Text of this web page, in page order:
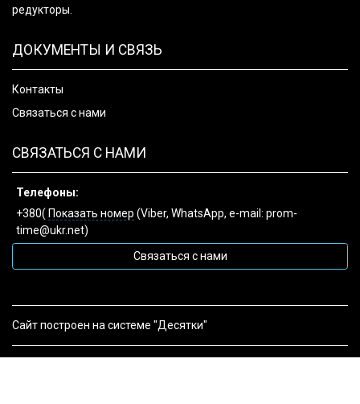
редукторы.
ДОКУМЕНТЫ И СВЯЗЬ
Контакты
Связаться с нами
СВЯЗАТЬСЯ С НАМИ
Телефоны:
+380( Показать номер (Viber, WhatsApp, e-mail: prom-
time@ukr.net)
Связаться с нами
Сайт построен на системе "Десятки"